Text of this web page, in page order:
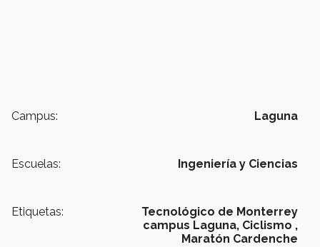
Campus: Laguna
Escuelas: Ingeniería y Ciencias
Etiquetas:
Tecnológico de Monterrey
campus Laguna, Ciclismo ,
Maratón Cardenche